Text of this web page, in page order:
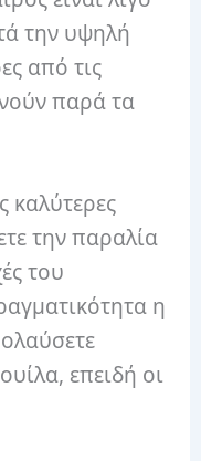
την υψηλή
από τις
παρά τα
καλύτερες
την παραλία
του
η
επειδή οι